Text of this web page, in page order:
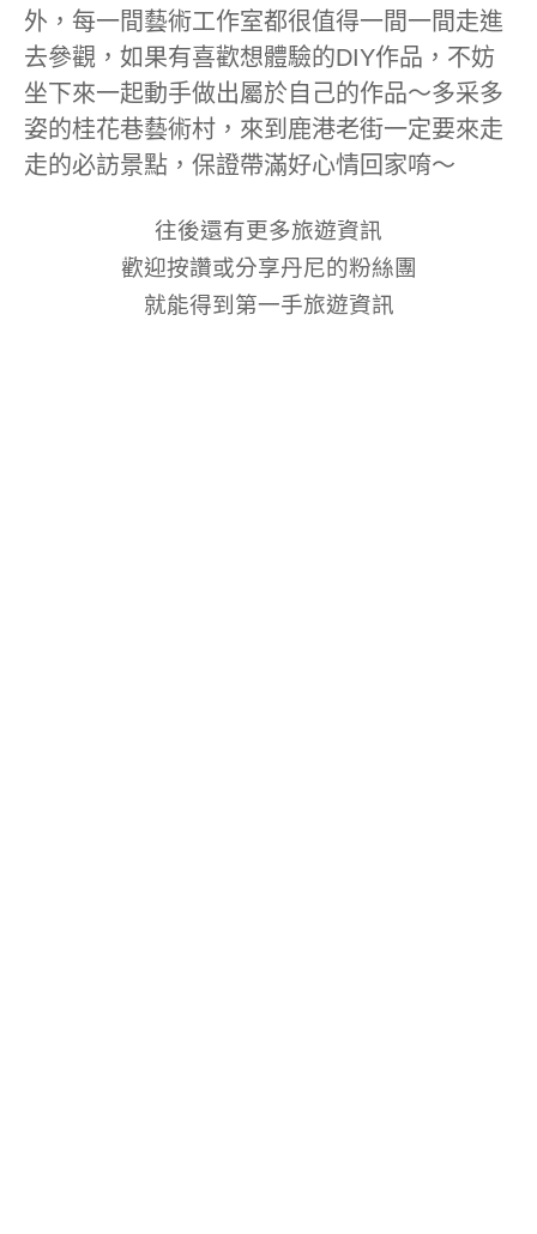
外，每一間藝術工作室都很值得一間一間走進
去參觀，如果有喜歡想體驗的DIY作品，不妨
坐下來一起動手做出屬於自己的作品～多采多
姿的桂花巷藝術村，來到鹿港老街一定要來走
走的必訪景點，保證帶滿好心情回家唷～
往後還有更多旅遊資訊
歡迎按讚或分享丹尼的粉絲團
就能得到第一手旅遊資訊